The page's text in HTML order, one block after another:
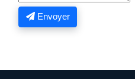
Envoyer